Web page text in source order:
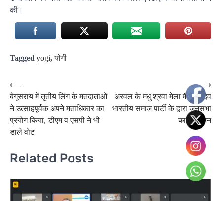
की।
Tagged yogi,योगी
Post
navigation
⟵
बेगूसराय में तृतीय लिंग के मतदाताओं
ने उत्साहपूर्वक अपने मताधिकार का
प्रयोग किया, डीएम व एसपी ने भी
डाले वोट
अरवल के मधु श्रवा मेला में सुहेलदेव
भारतीय समाज पार्टी के द्वारा जनसभा
का आयोजन
⟶
Related Posts